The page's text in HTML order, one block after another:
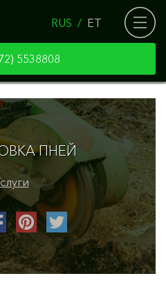
RUS ET
5538808
ВКА ПНЕЙ